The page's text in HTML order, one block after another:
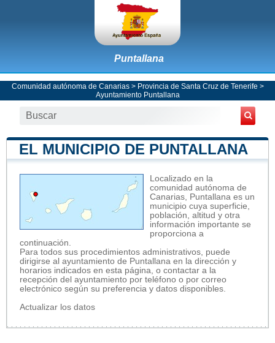
Puntallana
Comunidad autónoma de Canarias> Provincia de Santa Cruz de Tenerife >
Ayuntamiento Puntallana
EL MUNICIPIO DE PUNTALLANA
Localizado en la
comunidad autónoma de
Canarias, Puntallana es un
municipio cuya superficie,
población, altitud y otra
información importante se
proporciona a
continuación.
Para todos sus procedimientos administrativos, puede
dirigirse al ayuntamiento de Puntallana en la dirección y
horarios indicados en esta página, o contactar a la
recepción del ayuntamiento por teléfono o por correo
electrónico según su preferencia y datos disponibles.
Actualizar los datos